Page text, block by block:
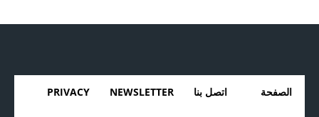
الصفحة اتصل بنا NEWSLETTER
PRIVACY